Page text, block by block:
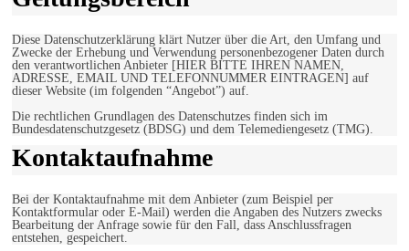
Diese Datenschutzerklärung klärt Nutzer über die Art, den Umfang und
Zwecke der Erhebung und Verwendung personenbezogener Daten durch
den verantwortlichen Anbieter [HIER BITTE IHREN NAMEN,
ADRESSE, EMAIL UND TELEFONNUMMER EINTRAGEN] auf
dieser Website (im folgenden “Angebot”) auf.
Die rechtlichen Grundlagen des Datenschutzes finden sich im
Bundesdatenschutzgesetz (BDSG) und dem Telemediengesetz (TMG).
Kontaktaufnahme
Bei der Kontaktaufnahme mit dem Anbieter (zum Beispiel per
Kontaktformular oder E-Mail) werden die Angaben des Nutzers zwecks
Bearbeitung der Anfrage sowie für den Fall, dass Anschlussfragen
entstehen, gespeichert.